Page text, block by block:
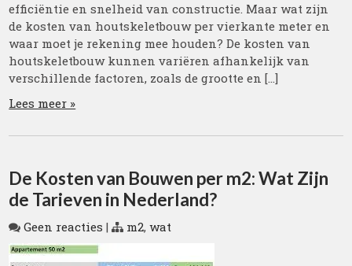
efficiëntie en snelheid van constructie. Maar wat zijn
de kosten van houtskeletbouw per vierkante meter en
waar moet je rekening mee houden? De kosten van
houtskeletbouw kunnen variëren afhankelijk van
verschillende factoren, zoals de grootte en […]
Lees meer »
De Kosten van Bouwen per m2: Wat Zijn
de Tarieven in Nederland?
Geen reacties | m2,wat